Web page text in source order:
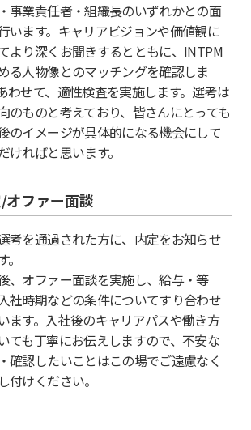
事業責任者・組織長のいずれかとの面
います。キャリアビジョンや価値観に
より深くお聞きするとともに、INTPM
る人物像とのマッチングを確認しま
わせて、適性検査を実施します。選考は
のものと考えており、皆さんにとっても
のイメージが具体的になる機会にして
ければと思います。
オファー面談
考を通過された方に、内定をお知らせ
。
、オファー面談を実施し、給与・等
社時期などの条件についてすり合わせ
ます。入社後のキャリアパスや働き方
ても丁寧にお伝えしますので、不安な
確認したいことはこの場でご遠慮なく
付けください。